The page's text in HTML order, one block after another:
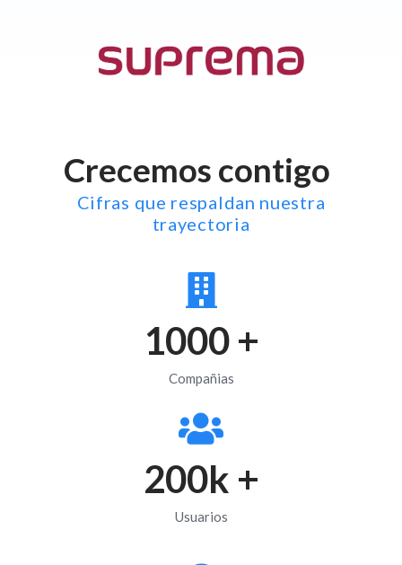
Crecemos contigo
Cifras que respaldan nuestra
trayectoria
1000+
Compañias
200k +
Usuarios